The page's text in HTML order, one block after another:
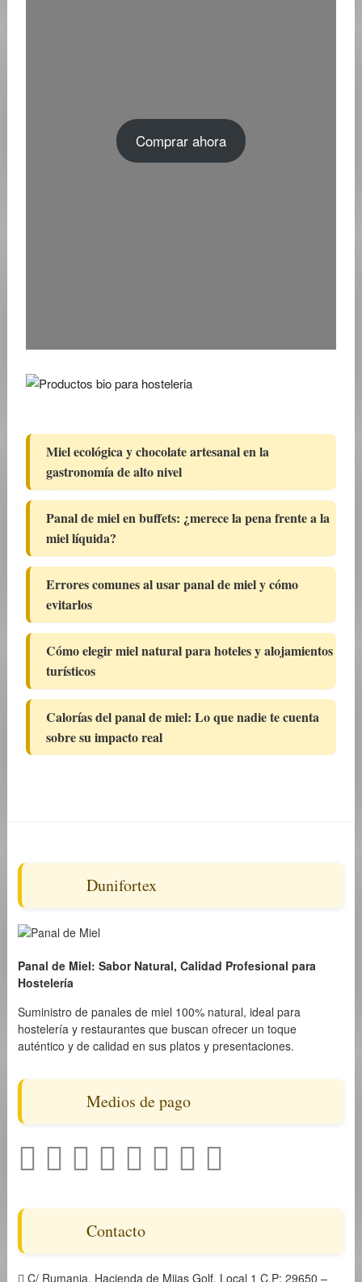
Comprar ahora
Miel ecológica y chocolate artesanal en la
gastronomía de alto nivel
Panal de miel en buffets: ¿merece la pena frente a la
miel líquida?
Errores comunes al usar panal de miel y cómo
evitarlos
Cómo elegir miel natural para hoteles y alojamientos
turísticos
Calorías del panal de miel: Lo que nadie te cuenta
sobre su impacto real
Dunifortex
Panal de Miel: Sabor Natural, Calidad Profesional para
Hostelería
Suministro de panales de miel 100% natural, ideal para
hostelería y restaurantes que buscan ofrecer un toque
auténtico y de calidad en sus platos y presentaciones.
Medios de pago
Contacto
C/ Rumania, Hacienda de Mijas Golf, Local 1 C.P: 29650 –